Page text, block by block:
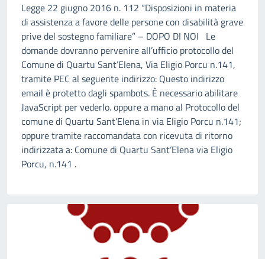
Legge 22 giugno 2016 n. 112 “Disposizioni in materia
di assistenza a favore delle persone con disabilità grave
prive del sostegno familiare” – DOPO DI NOI Le
domande dovranno pervenire all’ufficio protocollo del
Comune di Quartu Sant’Elena, Via Eligio Porcu n.141,
tramite PEC al seguente indirizzo: Questo indirizzo
email è protetto dagli spambots. È necessario abilitare
JavaScript per vederlo. oppure a mano al Protocollo del
comune di Quartu Sant’Elena in via Eligio Porcu n.141;
oppure tramite raccomandata con ricevuta di ritorno
indirizzata a: Comune di Quartu Sant’Elena via Eligio
Porcu, n.141 .